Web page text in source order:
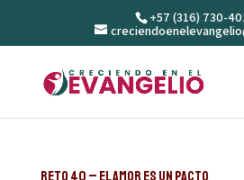
+57 (316) 730-
Reto 40 – El amor es un pacto